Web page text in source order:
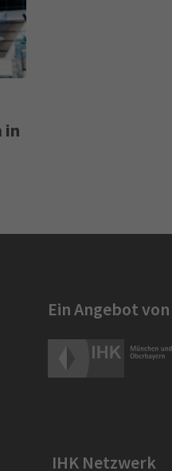
in
Ein Angebot von
IHK Netzwerk